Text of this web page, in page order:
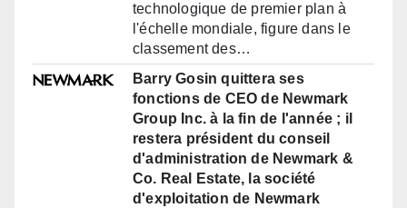
technologique de premier plan à
l'échelle mondiale, figure dans le
classement des…
Barry Gosin quittera ses
fonctions de CEO de Newmark
Group Inc. à la fin de l'année ; il
restera président du conseil
d'administration de Newmark &
Co. Real Estate, la société
d'exploitation de Newmark